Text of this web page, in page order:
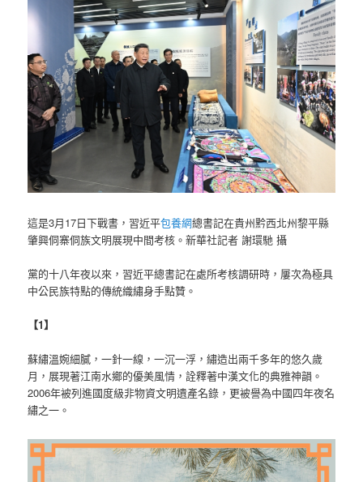
這是3月17日下戰書，習近平包養網總書記在貴州黔西北州黎平縣
肇興侗寨侗族文明展現中間考核。新華社記者 謝環馳 攝
黨的十八年夜以來，習近平總書記在處所考核調研時，屢次為極具
中公民族特點的傳統織繡身手點贊。
【1】
蘇繡溫婉細膩，一針一線，一沉一浮，繡造出兩千多年的悠久歲
月，展現著江南水鄉的優美風情，詮釋著中漢文化的典雅神韻。
2006年被列進國度級非物資文明遺產名錄，更被譽為中國四年夜名
繡之一。